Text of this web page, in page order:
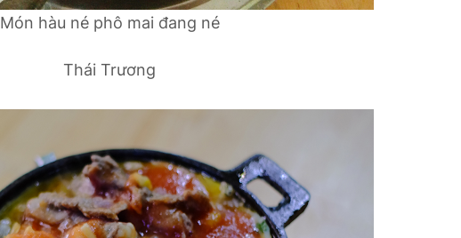
Món hàu né phô mai đang né
Thái Trương